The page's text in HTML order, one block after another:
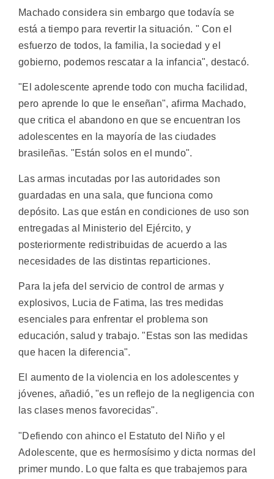
Machado considera sin embargo que todavía se
está a tiempo para revertir la situación. " Con el
esfuerzo de todos, la familia, la sociedad y el
gobierno, podemos rescatar a la infancia", destacó.
"El adolescente aprende todo con mucha facilidad,
pero aprende lo que le enseñan", afirma Machado,
que critica el abandono en que se encuentran los
adolescentes en la mayoría de las ciudades
brasileñas. "Están solos en el mundo".
Las armas incutadas por las autoridades son
guardadas en una sala, que funciona como
depósito. Las que están en condiciones de uso son
entregadas al Ministerio del Ejército, y
posteriormente redistribuidas de acuerdo a las
necesidades de las distintas reparticiones.
Para la jefa del servicio de control de armas y
explosivos, Lucia de Fatima, las tres medidas
esenciales para enfrentar el problema son
educación, salud y trabajo. "Estas son las medidas
que hacen la diferencia".
El aumento de la violencia en los adolescentes y
jóvenes, añadió, "es un reflejo de la negligencia con
las clases menos favorecidas".
"Defiendo con ahinco el Estatuto del Niño y el
Adolescente, que es hermosísimo y dicta normas del
primer mundo. Lo que falta es que trabajemos para